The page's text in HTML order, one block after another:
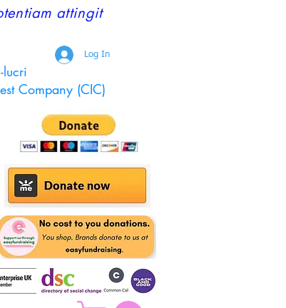
attingit
lucri
Company (CIC)
Log In